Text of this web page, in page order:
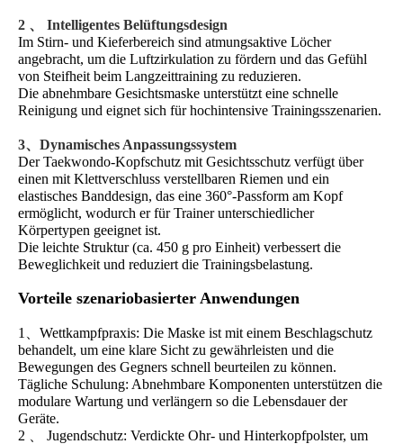
2 、 Intelligentes Belüftungsdesign
Im Stirn- und Kieferbereich sind atmungsaktive Löcher
angebracht, um die Luftzirkulation zu fördern und das Gefühl
von Steifheit beim Langzeittraining zu reduzieren.
Die abnehmbare Gesichtsmaske unterstützt eine schnelle
Reinigung und eignet sich für hochintensive Trainingsszenarien.
3、Dynamisches Anpassungssystem
Der Taekwondo-Kopfschutz mit Gesichtsschutz verfügt über
einen mit Klettverschluss verstellbaren Riemen und ein
elastisches Banddesign, das eine 360°-Passform am Kopf
ermöglicht, wodurch er für Trainer unterschiedlicher
Körpertypen geeignet ist.
Die leichte Struktur (ca. 450 g pro Einheit) verbessert die
Beweglichkeit und reduziert die Trainingsbelastung.
Vorteile szenariobasierter Anwendungen
1、Wettkampfpraxis: Die Maske ist mit einem Beschlagschutz
behandelt, um eine klare Sicht zu gewährleisten und die
Bewegungen des Gegners schnell beurteilen zu können.
Tägliche Schulung: Abnehmbare Komponenten unterstützen die
modulare Wartung und verlängern so die Lebensdauer der
Geräte.
2 、 Jugendschutz: Verdickte Ohr- und Hinterkopfpolster, um